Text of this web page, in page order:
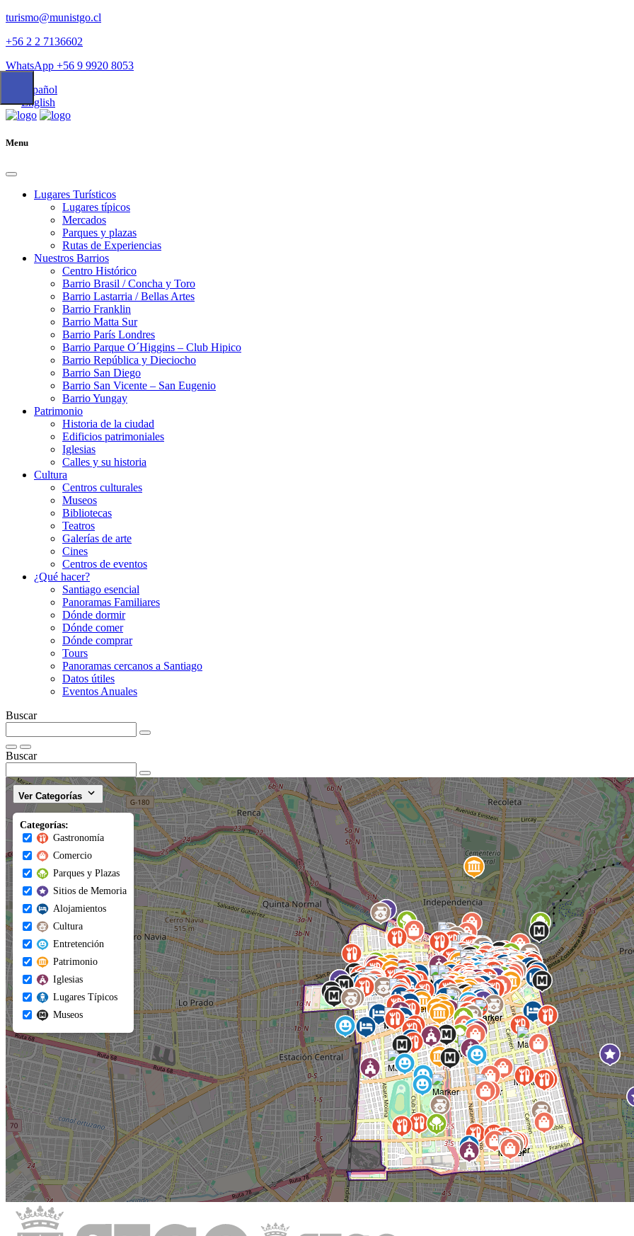
turismo@munistgo.cl
+56 2 2 7136602
WhatsApp +56 9 9920 8053
Español
English
Menu
Lugares Turísticos
Lugares tí­picos
Mercados
Parques y plazas
Rutas de Experiencias
Nuestros Barrios
Centro Histórico
Barrio Brasil / Concha y Toro
Barrio Lastarria / Bellas Artes
Barrio Franklin
Barrio Matta Sur
Barrio Parí­s Londres
Barrio Parque O´Higgins – Club Hipico
Barrio República y Dieciocho
Barrio San Diego
Barrio San Vicente – San Eugenio
Barrio Yungay
Patrimonio
Historia de la ciudad
Edificios patrimoniales
Iglesias
Calles y su historia
Cultura
Centros culturales
Museos
Bibliotecas
Teatros
Galerí­as de arte
Cines
Centros de eventos
¿Qué hacer?
Santiago esencial
Panoramas Familiares
Dónde dormir
Dónde comer
Dónde comprar
Tours
Panoramas cercanos a Santiago
Datos útiles
Eventos Anuales
Buscar
Buscar
Ver Categorías
Categorías:
Gastronomía
Comercio
Parques y Plazas
Sitios de Memoria
Alojamientos
Cultura
Entretención
Patrimonio
Iglesias
Lugares Típicos
Museos